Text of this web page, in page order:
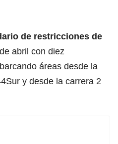
de restricciones de
abril con diez
áreas desde la
y desde la carrera 2